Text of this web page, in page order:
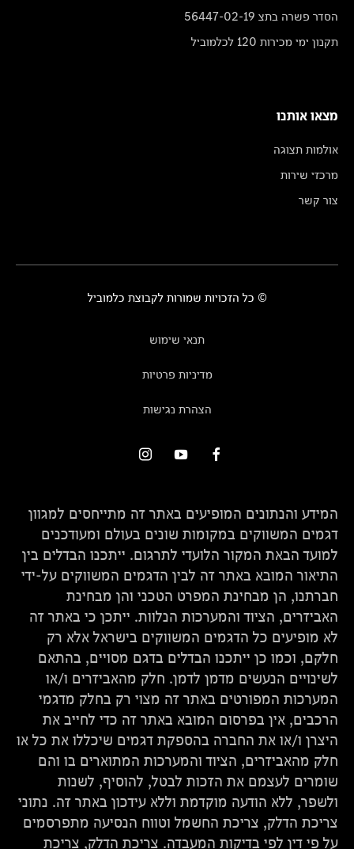
הסדר פשרה בתצ 56447-02-19
תקנון ימי מכירות 120 לכלמוביל
מצאו אותנו
אולמות תצוגה
מרכזי שירות
צור קשר
© כל הזכויות שמורות לקבוצת כלמוביל
תנאי שימוש
מדיניות פרטיות
הצהרת נגישות
המידע והנתונים המופיעים באתר זה מתייחסים למגוון
דגמים המשווקים במקומות שונים בעולם ומעודכנים
למועד הבאת המקור הלועדי לתרגום. ייתכנו הבדלים בין
התיאור המובא באתר זה לבין הדגמים המשווקים על-ידי
חברתנו, הן מבחינת המפרט הטכני והן מבחינת
האביזרים, הציוד והמערכות הנלוות. ייתכן כי באתר זה
לא מופיעים כל הדגמים המשווקים בישראל אלא רק
חלקם, וכמו כן ייתכנו הבדלים בדגם מסויים, בהתאם
לשינויים הנעשים מדמן לדמן. חלק מהאביזרים ו/או
המערכות המפורטים באתר זה מצוי רק בחלק מדגמי
הרכבים, אין בפרסום המובא באתר זה כדי לחייב את
היצרן ו/או את החברה בהספקת דגמים שיכללו את כל או
חלק מהאביזרים, הציוד והמערכות המתוארים בו והם
שומרים לעצמם את הזכות לבטל, להוסיף, לשנות
ולשפר, ללא הודעה מוקדמת וללא עידכון באתר זה. נתוני
צריכת הדלק, צריכת החשמל וטווח הנסיעה מתפרסמים
על פי דין לפי בדיקות המעבדה. צריכת הדלק, צריכת